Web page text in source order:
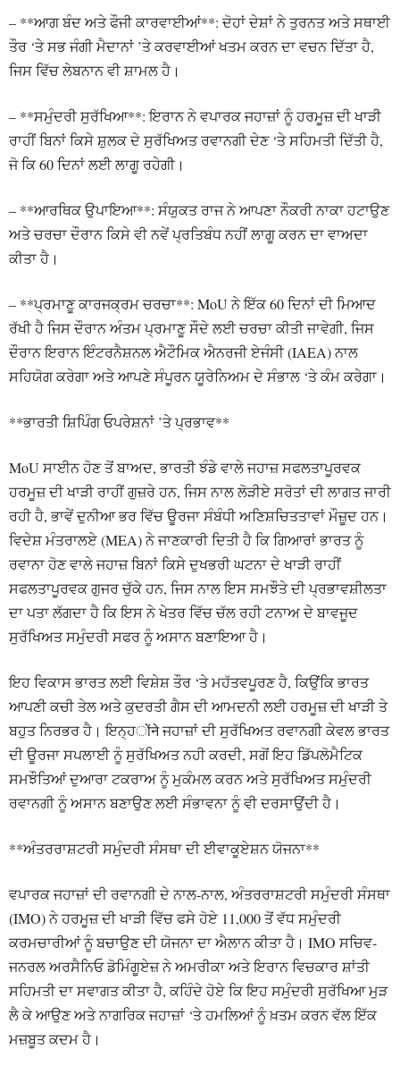
– **ਆਗ ਬੰਦ ਅਤੇ ਫੌਜੀ ਕਾਰਵਾਈਆਂ**: ਦੋਹਾਂ ਦੇਸ਼ਾਂ ਨੇ ਤੁਰਨਤ ਅਤੇ ਸਥਾਈ
ਤੌਰ ‘ਤੇ ਸਭ ਜੰਗੀ ਮੈਦਾਨਾਂ ’ਤੇ ਕਰਵਾਈਆਂ ਖਤਮ ਕਰਨ ਦਾ ਵਚਨ ਦਿੱਤਾ ਹੈ,
ਜਿਸ ਵਿੱਚ ਲੇਬਨਾਨ ਵੀ ਸ਼ਾਮਲ ਹੈ।
– **ਸਮੁੰਦਰੀ ਸੁਰੱਖਿਆ**: ਇਰਾਨ ਨੇ ਵਪਾਰਕ ਜਹਾਜ਼ਾਂ ਨੂੰ ਹਰਮੂਜ਼ ਦੀ ਖਾੜੀ
ਰਾਹੀਂ ਬਿਨਾਂ ਕਿਸੇ ਸ਼ੁਲਕ ਦੇ ਸੁਰੱਖਿਅਤ ਰਵਾਨਗੀ ਦੇਣ ‘ਤੇ ਸਹਿਮਤੀ ਦਿੱਤੀ ਹੈ,
ਜੋ ਕਿ 60 ਦਿਨਾਂ ਲਈ ਲਾਗੂ ਰਹੇਗੀ।
– **ਆਰਥਿਕ ਉਪਾਇਆ**: ਸੰਯੁਕਤ ਰਾਜ ਨੇ ਆਪਣਾ ਨੌਕਰੀ ਨਾਕਾ ਹਟਾਉਣ
ਅਤੇ ਚਰਚਾ ਦੌਰਾਨ ਕਿਸੇ ਵੀ ਨਵੇਂ ਪ੍ਰਤਿਬੰਧ ਨਹੀਂ ਲਾਗੂ ਕਰਨ ਦਾ ਵਾਅਦਾ
ਕੀਤਾ ਹੈ।
– **ਪ੍ਰਮਾਣੂ ਕਾਰਜਕ੍ਰਮ ਚਰਚਾ**: MoU ਨੇ ਇੱਕ 60 ਦਿਨਾਂ ਦੀ ਮਿਆਦ
ਰੱਖੀ ਹੈ ਜਿਸ ਦੌਰਾਨ ਅੰਤਮ ਪ੍ਰਮਾਣੂ ਸੌਦੇ ਲਈ ਚਰਚਾ ਕੀਤੀ ਜਾਵੇਗੀ, ਜਿਸ
ਦੌਰਾਨ ਇਰਾਨ ਇੰਟਰਨੈਸ਼ਨਲ ਐਟੌਮਿਕ ਐਨਰਜੀ ਏਜੰਸੀ (IAEA) ਨਾਲ
ਸਹਿਯੋਗ ਕਰੇਗਾ ਅਤੇ ਆਪਣੇ ਸੰਪੂਰਨ ਯੂਰੇਨਿਅਮ ਦੇ ਸੰਭਾਲ ‘ਤੇ ਕੰਮ ਕਰੇਗਾ।
**ਭਾਰਤੀ ਸ਼ਿਪਿੰਗ ਓਪਰੇਸ਼ਨਾਂ ’ਤੇ ਪ੍ਰਭਾਵ**
MoU ਸਾਈਨ ਹੋਣ ਤੋਂ ਬਾਅਦ, ਭਾਰਤੀ ਝੰਡੇ ਵਾਲੇ ਜਹਾਜ਼ ਸਫਲਤਾਪੂਰਵਕ
ਹਰਮੂਜ਼ ਦੀ ਖਾੜੀ ਰਾਹੀਂ ਗੁਜ਼ਰੇ ਹਨ, ਜਿਸ ਨਾਲ ਲੋੜੀਏ ਸਰੋਤਾਂ ਦੀ ਲਾਗਤ ਜਾਰੀ
ਰਹੀ ਹੈ, ਭਾਵੇਂ ਦੁਨੀਆ ਭਰ ਵਿੱਚ ਊਰਜਾ ਸੰਬੰਧੀ ਅਣਿਸ਼ਚਿਤਤਾਵਾਂ ਮੌਜ਼ੂਦ ਹਨ।
ਵਿਦੇਸ਼ ਮੰਤਰਾਲਏ (MEA) ਨੇ ਜਾਣਕਾਰੀ ਦਿਤੀ ਹੈ ਕਿ ਗਿਆਰਾਂ ਭਾਰਤ ਨੂੰ
ਰਵਾਨਾ ਹੋਣ ਵਾਲੇ ਜਹਾਜ਼ ਬਿਨਾਂ ਕਿਸੇ ਦੁਖਭਰੀ ਘਟਨਾ ਦੇ ਖਾੜੀ ਰਾਹੀਂ
ਸਫਲਤਾਪੂਰਵਕ ਗੁਜਰ ਚੁੱਕੇ ਹਨ, ਜਿਸ ਨਾਲ ਇਸ ਸਮਝੌਤੇ ਦੀ ਪ੍ਰਭਾਵਸ਼ੀਲਤਾ
ਦਾ ਪਤਾ ਲੱਗਦਾ ਹੈ ਕਿ ਇਸ ਨੇ ਖੇਤਰ ਵਿੱਚ ਚੱਲ ਰਹੀ ਟਨਾਅ ਦੇ ਬਾਵਜੂਦ
ਸੁਰੱਖਿਅਤ ਸਮੁੰਦਰੀ ਸਫਰ ਨੂੰ ਅਸਾਨ ਬਣਾਇਆ ਹੈ।
ਇਹ ਵਿਕਾਸ ਭਾਰਤ ਲਈ ਵਿਸ਼ੇਸ਼ ਤੌਰ ‘ਤੇ ਮਹੱਤਵਪੂਰਣ ਹੈ, ਕਿਉਂਕਿ ਭਾਰਤ
ਆਪਣੀ ਕਚੀ ਤੇਲ ਅਤੇ ਕੁਦਰਤੀ ਗੈਸ ਦੀ ਆਮਦਨੀ ਲਈ ਹਰਮੂਜ਼ ਦੀ ਖਾੜੀ ਤੇ
ਬਹੁਤ ਨਿਰਭਰ ਹੈ। ਇਨ੍ਹोंने ਜਹਾਜ਼ਾਂ ਦੀ ਸੁਰੱਖਿਅਤ ਰਵਾਨਗੀ ਕੇਵਲ ਭਾਰਤ
ਦੀ ਊਰਜਾ ਸਪਲਾਈ ਨੂੰ ਸੁਰੱਖਿਅਤ ਨਹੀ ਕਰਦੀ, ਸਗੋਂ ਇਹ ਡਿੱਪਲੋਮੈਟਿਕ
ਸਮਝੌਤਿਆਂ ਦੁਆਰਾ ਟਕਰਾਅ ਨੂੰ ਮੁਕੰਮਲ ਕਰਨ ਅਤੇ ਸੁਰੱਖਿਅਤ ਸਮੁੰਦਰੀ
ਰਵਾਨਗੀ ਨੂੰ ਅਸਾਨ ਬਣਾਉਣ ਲਈ ਸੰਭਾਵਨਾ ਨੂੰ ਵੀ ਦਰਸਾਉਂਦੀ ਹੈ।
**ਅੰਤਰਰਾਸ਼ਟਰੀ ਸਮੁੰਦਰੀ ਸੰਸਥਾ ਦੀ ਈਵਾਕੂਏਸ਼ਨ ਯੋਜਨਾ**
ਵਪਾਰਕ ਜਹਾਜ਼ਾਂ ਦੀ ਰਵਾਨਗੀ ਦੇ ਨਾਲ-ਨਾਲ, ਅੰਤਰਰਾਸ਼ਟਰੀ ਸਮੁੰਦਰੀ ਸੰਸਥਾ
(IMO) ਨੇ ਹਰਮੂਜ਼ ਦੀ ਖਾੜੀ ਵਿੱਚ ਫਸੇ ਹੋਏ 11,000 ਤੋਂ ਵੱਧ ਸਮੁੰਦਰੀ
ਕਰਮਚਾਰੀਆਂ ਨੂੰ ਬਚਾਉਣ ਦੀ ਯੋਜਨਾ ਦਾ ਐਲਾਨ ਕੀਤਾ ਹੈ। IMO ਸਚਿਵ-
ਜਨਰਲ ਅਰਸੈਨਿਓ ਡੋਮਿੰਗੂਏਜ਼ ਨੇ ਅਮਰੀਕਾ ਅਤੇ ਇਰਾਨ ਵਿਚਕਾਰ ਸ਼ਾਂਤੀ
ਸਹਿਮਤੀ ਦਾ ਸਵਾਗਤ ਕੀਤਾ ਹੈ, ਕਹਿੰਦੇ ਹੋਏ ਕਿ ਇਹ ਸਮੁੰਦਰੀ ਸੁਰੱਖਿਆ ਮੁੜ
ਲੈ ਕੇ ਆਉਣ ਅਤੇ ਨਾਗਰਿਕ ਜਹਾਜ਼ਾਂ ‘ਤੇ ਹਮਲਿਆਂ ਨੂੰ ਖ਼ਤਮ ਕਰਨ ਵੱਲ ਇੱਕ
ਮਜ਼ਬੂਤ ਕਦਮ ਹੈ।